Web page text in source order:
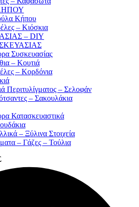
Κήπου
– Κιόσκια
– DIY
Συσκευασίας
– Κουτιά
– Κορδόνια
Περιτυλίγματος – Σελοφάν
– Σακουλάκια
Κατασκευαστικά
– Ξύλινα Στοιχεία
– Γάζες – Τούλια